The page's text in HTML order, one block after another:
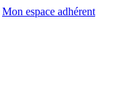
Mon espace adhérent